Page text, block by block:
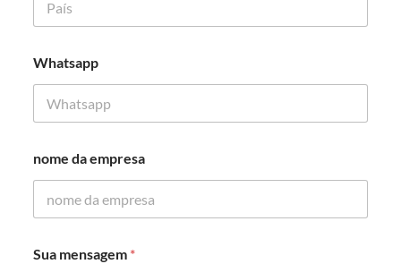
Whatsapp
nome da empresa
Sua mensagem *